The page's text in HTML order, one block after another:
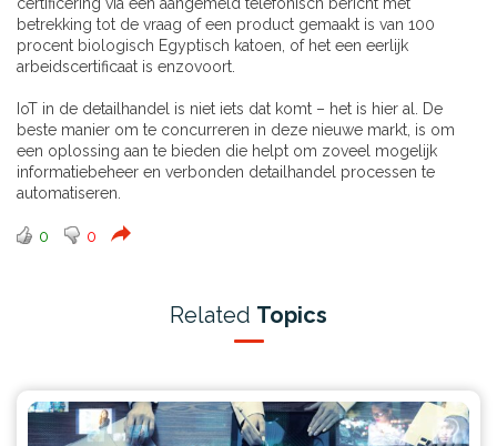
certificering via een aangemeld telefonisch bericht met
betrekking tot de vraag of een product gemaakt is van 100
procent biologisch Egyptisch katoen, of het een eerlijk
arbeidscertificaat is enzovoort.
IoT in de detailhandel is niet iets dat komt – het is hier al. De
beste manier om te concurreren in deze nieuwe markt, is om
een ​​oplossing aan te bieden die helpt om zoveel mogelijk
informatiebeheer en verbonden detailhandel processen te
automatiseren.
0 0
Related Topics